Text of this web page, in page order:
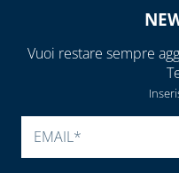
FILTRI,
ED
PER
Vuoi restare sempre